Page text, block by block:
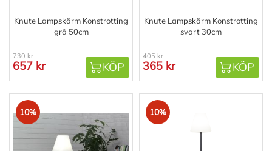
Knute Lampskärm Konstrotting
grå 50cm
730 kr
657 kr KÖP
Knute Lampskärm Konstrotting
svart 30cm
405 kr
365 kr KÖP
10% 10%